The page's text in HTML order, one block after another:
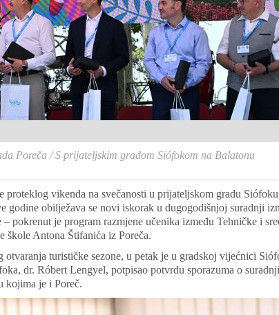
Poreča /S prijateljskim gradom Siófokom na Balatonu
proteklog vikenda na svečanosti u prijateljskom gradu
godine obilježava se novi iskorak u dugogodišnjoj suradnji
pokrenut je program razmjene učenika između Tehničke i
Antona Štifanića iz Poreča.
turističke sezone, u petak je u gradskoj vijećnici
dr. Róbert Lengyel, potpisao potvrdu sporazuma o
kojima je i Poreč.